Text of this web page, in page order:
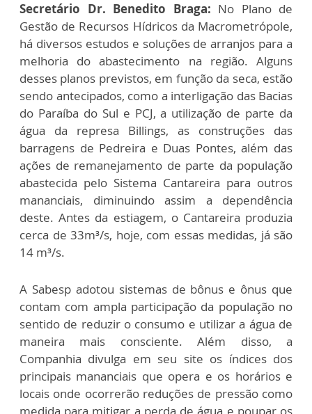
Secretário Dr. Benedito Braga: No Plano de
Gestão de Recursos Hídricos da Macrometrópole,
há diversos estudos e soluções de arranjos para a
melhoria do abastecimento na região. Alguns
desses planos previstos, em função da seca, estão
sendo antecipados, como a interligação das Bacias
do Paraíba do Sul e PCJ, a utilização de parte da
água da represa Billings, as construções das
barragens de Pedreira e Duas Pontes, além das
ações de remanejamento de parte da população
abastecida pelo Sistema Cantareira para outros
mananciais, diminuindo assim a dependência
deste. Antes da estiagem, o Cantareira produzia
cerca de 33m³/s, hoje, com essas medidas, já são
14 m³/s.
A Sabesp adotou sistemas de bônus e ônus que
contam com ampla participação da população no
sentido de reduzir o consumo e utilizar a água de
maneira mais consciente. Além disso, a
Companhia divulga em seu site os índices dos
principais mananciais que opera e os horários e
locais onde ocorrerão reduções de pressão como